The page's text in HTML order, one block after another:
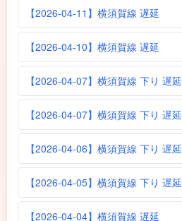
【2026-04-11】横須賀線 遅延
【2026-04-10】横須賀線 遅延
【2026-04-07】横須賀線 下り 遅延
【2026-04-07】横須賀線 下り 遅延
【2026-04-06】横須賀線 下り 遅延
【2026-04-05】横須賀線 下り 遅延
【2026-04-04】横須賀線 遅延